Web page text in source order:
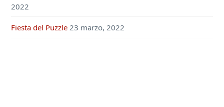
2022
Fiesta del Puzzle 23 marzo, 2022